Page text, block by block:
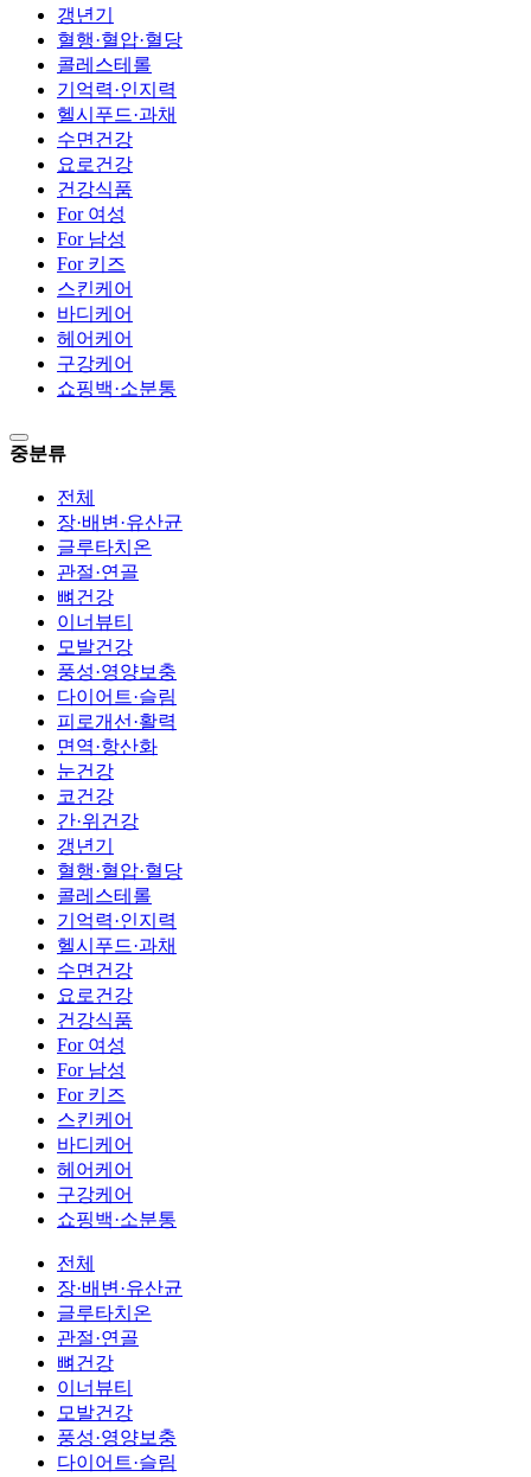
갱년기
혈행·혈압·혈당
콜레스테롤
기억력·인지력
헬시푸드·과채
수면건강
요로건강
건강식품
For 여성
For 남성
For 키즈
스킨케어
바디케어
헤어케어
구강케어
쇼핑백·소분통
중분류
전체
장·배변·유산균
글루타치온
관절·연골
뼈건강
이너뷰티
모발건강
풍성·영양보충
다이어트·슬림
피로개선·활력
면역·항산화
눈건강
코건강
간·위건강
갱년기
혈행·혈압·혈당
콜레스테롤
기억력·인지력
헬시푸드·과채
수면건강
요로건강
건강식품
For 여성
For 남성
For 키즈
스킨케어
바디케어
헤어케어
구강케어
쇼핑백·소분통
전체
장·배변·유산균
글루타치온
관절·연골
뼈건강
이너뷰티
모발건강
풍성·영양보충
다이어트·슬림